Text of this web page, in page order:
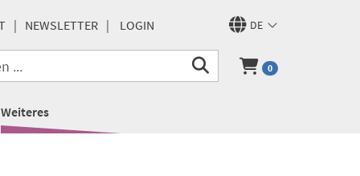
DE
NEWSLETTER LOGIN
0
Weiteres